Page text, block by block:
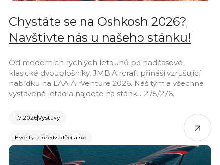
Chystáte se na Oshkosh 2026?
Navštivte nás u našeho stánku!
Od moderních rychlých letounů po nadčasové
klasické dvouplošníky, JMB Aircraft přináší vzrušující
nabídku na EAA AirVenture 2026. Náš tým a všechna
vystavená letadla najdete na stánku 275/276.
1.7.2026Výstavy
Eventy a předváděcí akce